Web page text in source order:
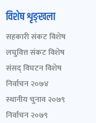
विशेष शृङ्खला
सहकारी संकट विशेष
लघुवित्त संकट विशेष
संसद् विघटन विशेष
निर्वाचन २०७४
स्थानीय चुनाव २०७९
निर्वाचन २०७९